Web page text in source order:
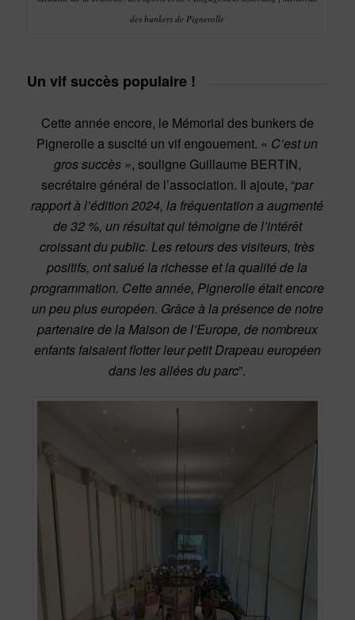
des bunkers de Pignerolle
Un vif succès populaire !
Cette année encore, le Mémorial des bunkers de
Pignerolle a suscité un vif engouement. « C’est un
gros succès», souligne Guillaume BERTIN,
secrétaire général de l’association. Il ajoute, “par
rapport à l’édition 2024, la fréquentation a augmenté
de 32 %, un résultat qui témoigne de l’intérêt
croissant du public. Les retours des visiteurs, très
positifs, ont salué la richesse et la qualité de la
programmation. Cette année, Pignerolle était encore
un peu plus européen. Grâce à la présence de notre
partenaire de la Maison de l’Europe, de nombreux
enfants faisaient flotter leur petit Drapeau européen
dans les allées du parc”.